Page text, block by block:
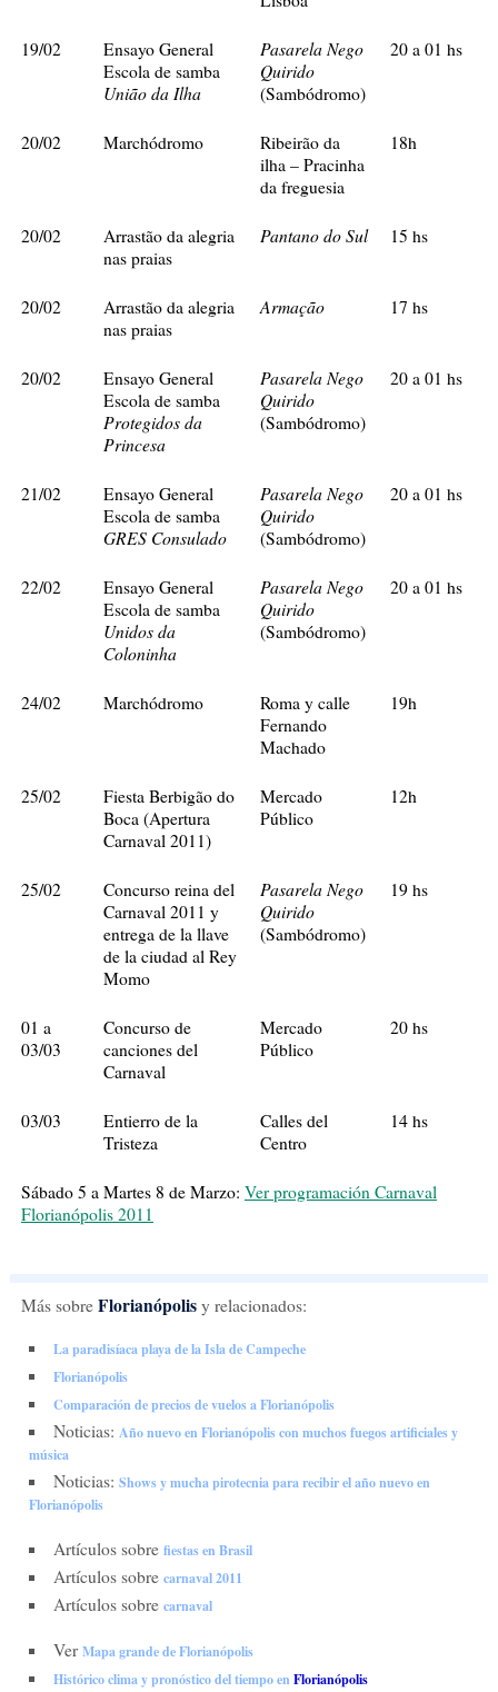
19/02
Ensayo General
Escola de samba
União da Ilha
Pasarela Nego
Quirido
(Sambódromo)
20 a 01 hs
20/02 Marchódromo
Ribeirão da
ilha – Pracinha
da freguesia
18h
20/02
Arrastão da alegria
nas praias
Pantano do Sul 15 hs
20/02
Arrastão da alegria
nas praias
Armação 17 hs
20/02
Ensayo General
Escola de samba
Protegidos da
Princesa
Pasarela Nego
Quirido
(Sambódromo)
20 a 01 hs
21/02
Ensayo General
Escola de samba
GRES Consulado
Pasarela Nego
Quirido
(Sambódromo)
20 a 01 hs
22/02
Ensayo General
Escola de samba
Unidos da
Coloninha
Pasarela Nego
Quirido
(Sambódromo)
20 a 01 hs
24/02 Marchódromo
Roma y calle
Fernando
Machado
19h
25/02
Fiesta Berbigão do
Boca (Apertura
Carnaval 2011)
Mercado
Público
12h
25/02
Concurso reina del
Carnaval 2011 y
entrega de la llave
de la ciudad al Rey
Momo
Pasarela Nego
Quirido
(Sambódromo)
19 hs
01 a
03/03
Concurso de
canciones del
Carnaval
Mercado
Público
20 hs
03/03
Entierro de la
Tristeza
Calles del
Centro
14 hs
Sábado 5 a Martes 8 de Marzo: Ver programación Carnaval
Florianópolis 2011
Más sobre Florianópolisy relacionados:
La paradisíaca playa de la Isla de Campeche
Florianópolis
Comparación de precios de vuelos a Florianópolis
Noticias: Año nuevo en Florianópolis con muchos fuegos artificiales y
música
Noticias: Shows y mucha pirotecnia para recibir el año nuevo en
Florianópolis
Artículos sobre fiestas en Brasil
Artículos sobre carnaval 2011
Artículos sobre carnaval
Ver Mapa grande de Florianópolis
Histórico clima y pronóstico del tiempo en Florianópolis